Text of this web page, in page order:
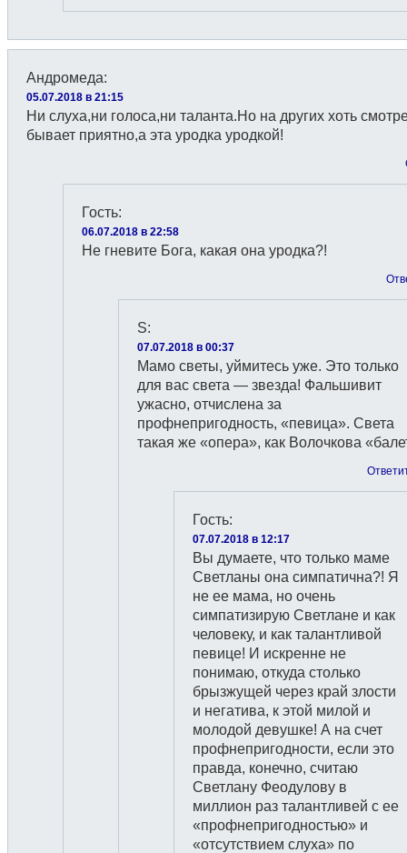
Андромеда:
05.07.2018 в 21:15
Ни слуха,ни голоса,ни таланта.Но на других хоть
бывает приятно,а эта уродка уродкой!
Гость:
06.07.2018 в 22:58
Не гневите Бога, какая она уродка?!
S:
07.07.2018 в 00:37
Мамо светы, уймитесь уже. Это только
для вас света — звезда! Фальшивит
ужасно, отчислена за
профнепригодность, «певица». Света
такая же «опера», как Волочкова
Гость:
07.07.2018 в 12:17
Вы думаете, что только маме
Светланы она симпатична?! Я
не ее мама, но очень
симпатизирую Светлане и как
человеку, и как талантливой
певице! И искренне не
понимаю, откуда столько
брызжущей через край злости
и негатива, к этой милой и
молодой девушке! А на счет
профнепригодности, если это
правда, конечно, считаю
Светлану Феодулову в
миллион раз талантливей с ее
«профнепригодностью» и
«отсутствием слуха» по